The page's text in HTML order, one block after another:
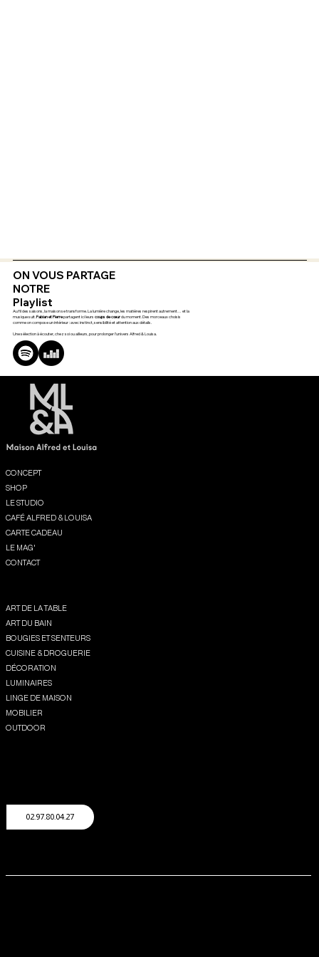
ON VOUS PARTAGE
NOTRE
Playlist
Au fil des saisons, la maison se transforme. La lumière change, les matières respirent autrement… et la
musique suit.Fabian et Pierrepartagent ici leurs coups de cœurdu moment. Des morceaux choisis
comme on compose un intérieur : avec instinct, sensibilité et attention aux détails.
Une sélection à écouter, chez soi ou ailleurs, pour prolonger l’univers Alfred & Louisa.
CONCEPT
SHOP
LE STUDIO
CAFÉ ALFRED & LOUISA
CARTE CADEAU
LE MAG'
CONTACT
ART DE LA TABLE
ART DU BAIN
BOUGIES ET SENTEURS
CUISINE & DROGUERIE
DÉCORATION
LUMINAIRES
LINGE DE MAISON
MOBILIER
OUTDOOR
02.97.80.04.27